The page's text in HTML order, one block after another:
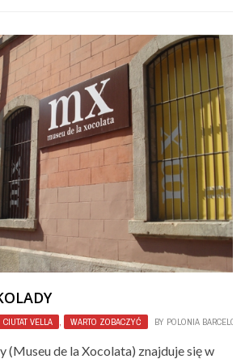
CIUTAT VELLA WARTO ZOBACZYĆ BY POLONIA
(Museu de la Xocolata) znajduje się w